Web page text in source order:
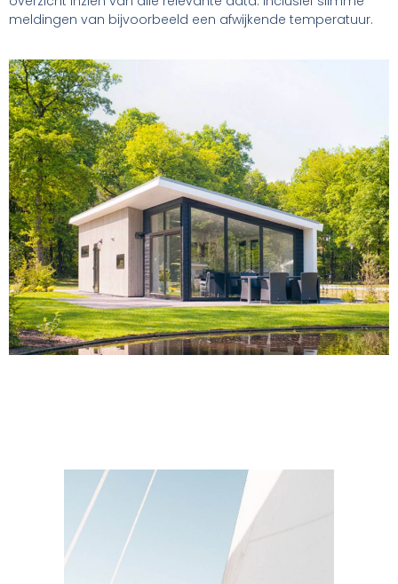
meldingen van bijvoorbeeld een afwijkende temperatuur.